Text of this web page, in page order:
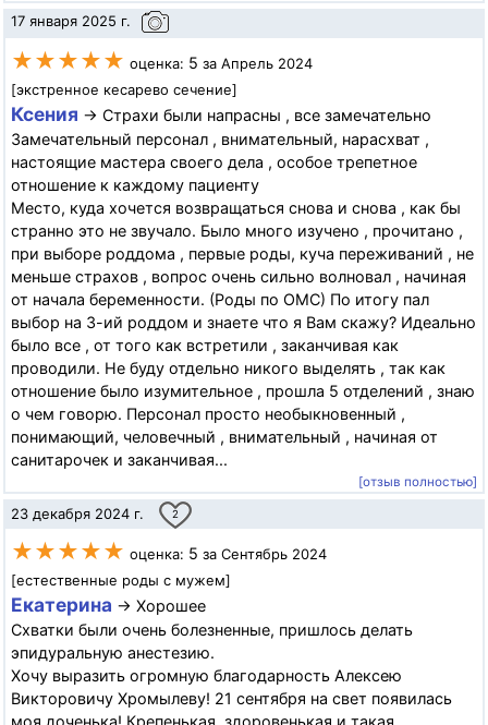
17 января 2025 г.
★★★★★ оценка: 5 за Апрель 2024
[экстренное кесарево сечение]
Ксения → Страхи были напрасны , все замечательно
Замечательный персонал , внимательный, нарасхват ,
настоящие мастера своего дела , особое трепетное
отношение к каждому пациенту
Место, куда хочется возвращаться снова и снова , как бы
странно это не звучало. Было много изучено , прочитано ,
при выборе роддома , первые роды, куча переживаний , не
меньше страхов , вопрос очень сильно волновал , начиная
от начала беременности. (Роды по ОМС) По итогу пал
выбор на 3-ий роддом и знаете что я Вам скажу? Идеально
было все , от того как встретили , заканчивая как
проводили. Не буду отдельно никого выделять , так как
отношение было изумительное , прошла 5 отделений , знаю
о чем говорю. Персонал просто необыкновенный ,
понимающий, человечный , внимательный , начиная от
санитарочек и заканчивая...
[отзыв полностью]
23 декабря 2024 г. 2
★★★★★ оценка: 5 за Сентябрь 2024
[естественные роды с мужем]
Екатерина → Хорошее
Схватки были очень болезненные, пришлось делать
эпидуральную анестезию.
Хочу выразить огромную благодарность Алексею
Викторовичу Хромылеву! 21 сентября на свет появилась
моя доченька! Крепенькая, здоровенькая и такая